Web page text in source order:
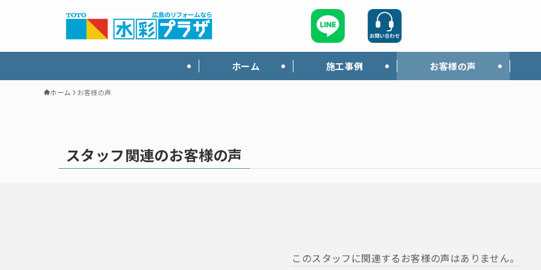
ホーム 施工事例 お客様の声
ホーム お客様の声
スタッフ関連のお客様の声
このスタッフに関連するお客様の声はありません。